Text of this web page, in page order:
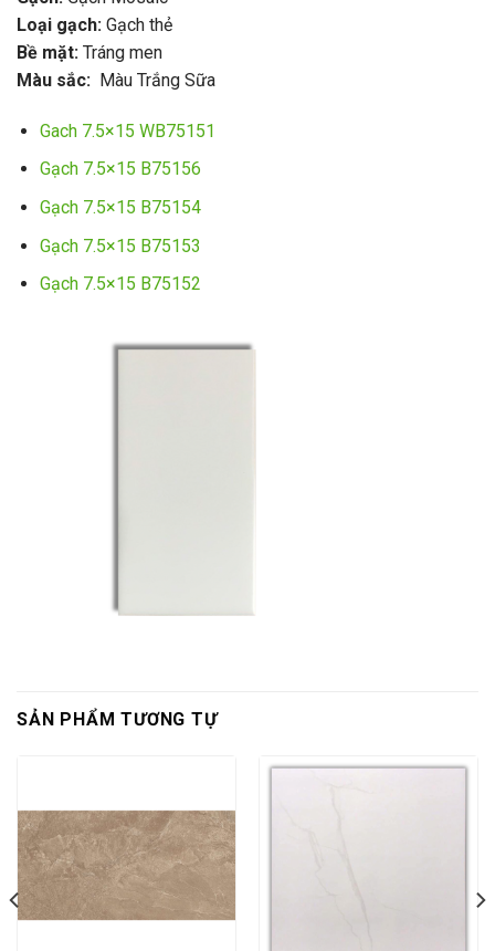
Loại gạch: Gạch thẻ
Bề mặt: Tráng men
Màu sắc: Màu Trắng Sữa
Gach 7.5×15 WB75151
Gạch 7.5×15 B75156
Gạch 7.5×15 B75154
Gạch 7.5×15 B75153
Gạch 7.5×15 B75152
SẢN PHẨM TƯƠNG TỰ